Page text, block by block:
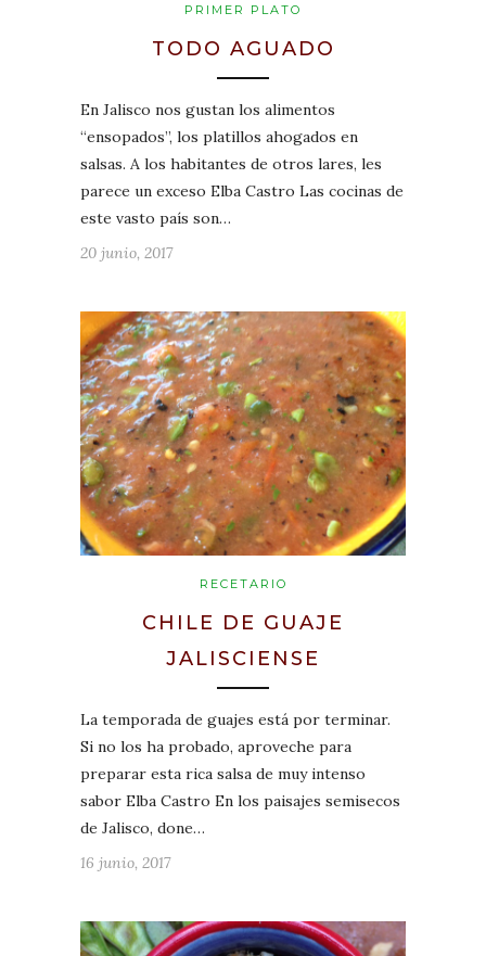
PRIMER PLATO
TODO AGUADO
En Jalisco nos gustan los alimentos
“ensopados”, los platillos ahogados en
salsas. A los habitantes de otros lares, les
parece un exceso Elba Castro Las cocinas de
este vasto país son…
20 junio, 2017
RECETARIO
CHILE DE GUAJE
JALISCIENSE
La temporada de guajes está por terminar.
Si no los ha probado, aproveche para
preparar esta rica salsa de muy intenso
sabor Elba Castro En los paisajes semisecos
de Jalisco, done…
16 junio, 2017